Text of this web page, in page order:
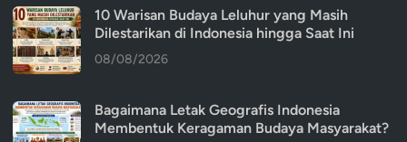
10 Warisan Budaya Leluhur yang Masih
Dilestarikan di Indonesia hingga Saat Ini
08/08/2026
Bagaimana Letak Geografis Indonesia
Membentuk Keragaman Budaya Masyarakat?